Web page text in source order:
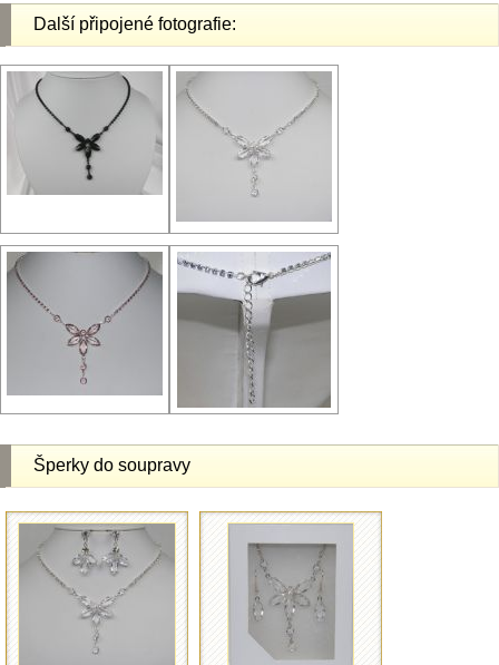
Další připojené fotografie:
Šperky do soupravy